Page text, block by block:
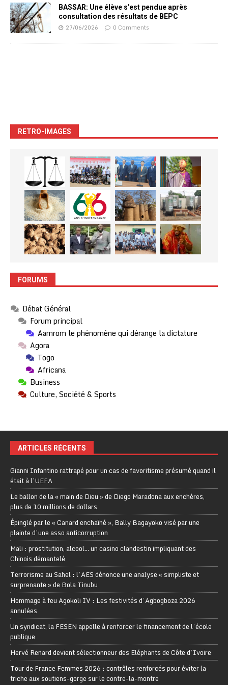
BASSAR: Une élève s’est pendue après
consultation des résultats de BEPC
27/06/2026 0 Comments
RETRO-IMAGES
FORUMS
Débat Général
Forum principal
Aamrom le phénomène qui dérange la dictature
Agora
Togo
Africana
Business
Culture, Société & Sports
ARTICLES RÉCENTS
Gianni Infantino rattrapé pour un cas de favoritisme présumé quand il
était à l’UEFA
Le ballon de la « main de Dieu » de Diego Maradona aux enchères,
plus de 10 millions de dollars
Épinglé par le « Canard enchaîné », Bally Bagayoko visé par une
plainte d’une asso anticorruption
Mali : prostitution, alcool… un casino clandestin impliquant des
Chinois démantelé
Terrorisme au Sahel : l’AES dénonce une analyse « simpliste et
surprenante » de Bola Tinubu
Hommage à feu Agokoli IV : Les festivités d’Agbogboza 2026
annulées
Un syndicat, la FESEN appelle à renforcer le financement de l’école
publique
Hervé Renard devient sélectionneur des Eléphants de Côte d’Ivoire
Tour de France Femmes 2026 : contrôles renforcés pour éviter la
triche aux soutiens-gorge sur le contre-la-montre